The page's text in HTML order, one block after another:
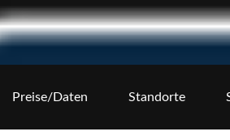
Preise/Daten Standorte